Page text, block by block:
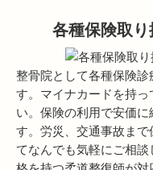
各種保険取り
整骨院として各種保険診
す。マイナカードを持っ
い。保険の利用で安価
す。労災、交通事故ま
てなんでも気軽にご相